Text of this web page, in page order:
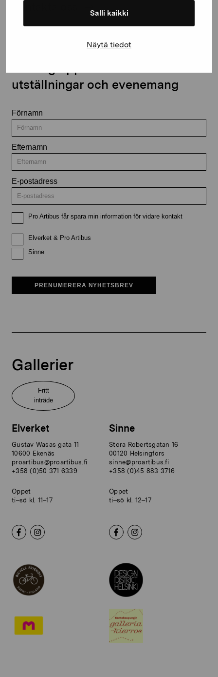
Salli kaikki
Näytä tiedot
utställningar och evenemang
Förnamn
Efternamn
E-postadress
Pro Artibus får spara min information för vidare kontakt
Elverket & Pro Artibus
Sinne
PRENUMERERA NYHETSBREV
Gallerier
Fritt
inträde
Elverket
Gustav Wasas gata 11
10600 Ekenäs
proartibus@proartibus.fi
+358 (0)50 371 6339
Öppet
ti–sö kl. 11–17
Sinne
Stora Robertsgatan 16
00120 Helsingfors
sinne@proartibus.fi
+358 (0)45 883 3716
Öppet
ti–sö kl. 12–17